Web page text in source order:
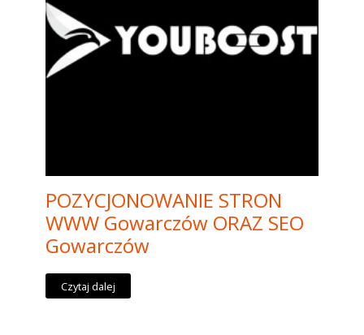
POZYCJONOWANIE STRON
WWW Gowarczów ORAZ SEO
Gowarczów
Czytaj dalej